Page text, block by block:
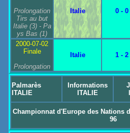
Prolongation
Tirs au but
Italie(3) - Pa
ys Bas (1)
Italie 0 - 0
2000-07-02
Finale
Prolongation
Italie 1 - 2
Palmarès
ITALIE
Informations
ITALIE
Championnat d'Europe des Nations
96